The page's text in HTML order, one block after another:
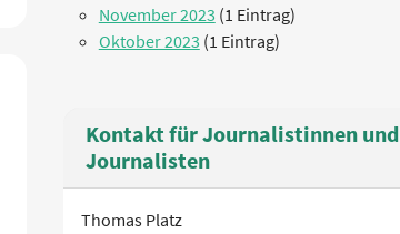
November 2023 (1 Eintrag)
Oktober 2023 (1 Eintrag)
Kontakt für Journalistinnen und
Journalisten
Thomas Platz